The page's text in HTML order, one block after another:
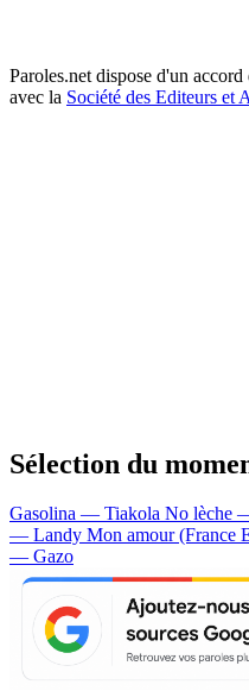
Paroles.net dispose d'un
avec la Société des Editeurs et
Sélection du
Gasolina — Tiakola No lèche
— Landy Mon amour (France
— Gazo